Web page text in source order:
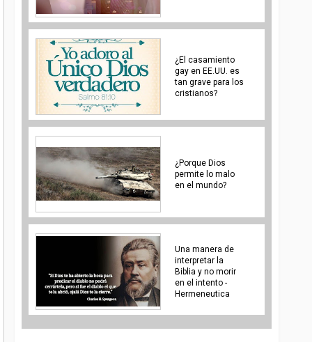
¿El casamiento
gay en EE.UU. es
tan grave para los
cristianos?
¿Porque Dios
permite lo malo
en el mundo?
Una manera de
interpretar la
Biblia y no morir
en el intento -
Hermeneutica